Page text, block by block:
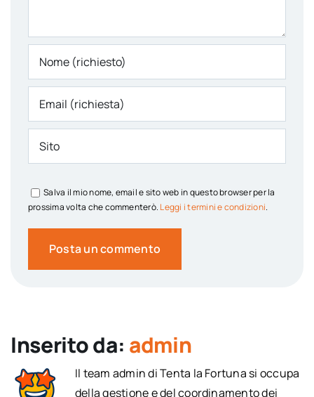
Salva il mio nome, email e sito web in questo browser per la
prossima volta che commenterò. Leggi i termini e condizioni.
Inserito da: admin
Il team admin di Tenta la Fortuna si occupa
della gestione e del coordinamento dei